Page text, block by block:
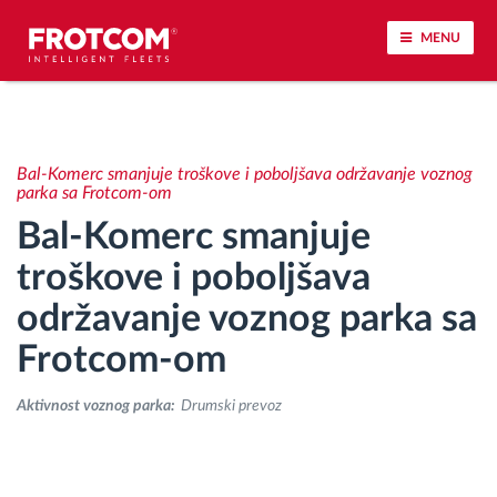
MENU
Analiza ponašanja u vožnji
Praćenje vremena vožnje
Upravljanje radnom snagom
Daljinsko preuzimanje tahografa
Bal-Komerc smanjuje troškove i poboljšava održavanje voznog
parka sa Frotcom-om
Bal-Komerc smanjuje
troškove i poboljšava
održavanje voznog parka sa
Frotcom-om
Aktivnost voznog parka: Drumski prevoz